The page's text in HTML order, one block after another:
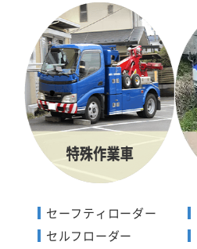
セーフティローダー
セルフローダー